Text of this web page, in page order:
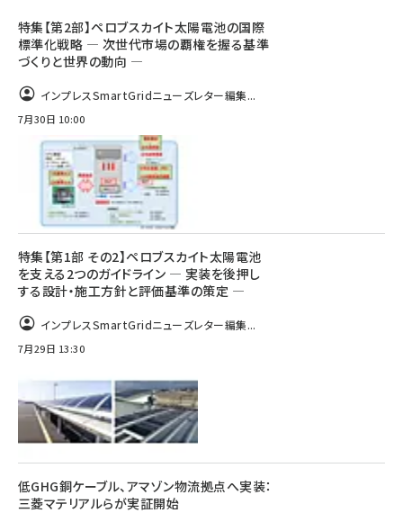
特集【第2部】ペロブスカイト太陽電池の国際
標準化戦略 ― 次世代市場の覇権を握る基準
づくりと世界の動向 ―
インプレスSmartGridニューズレター編集...
7月30日 10:00
特集【第1部 その2】ペロブスカイト太陽電池
を支える2つのガイドライン ― 実装を後押し
する設計・施工方針と評価基準の策定 ―
インプレスSmartGridニューズレター編集...
7月29日 13:30
低GHG銅ケーブル、アマゾン物流拠点へ実装：
三菱マテリアルらが実証開始